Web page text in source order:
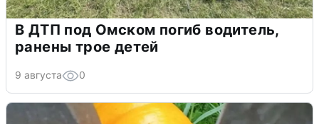
В ДТП под Омском погиб водитель,
ранены трое детей
9 августа 0